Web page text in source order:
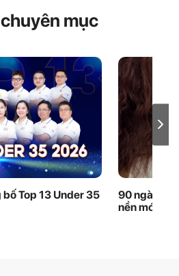
mục
Top 13 Under 35
90 ngày
nền móng